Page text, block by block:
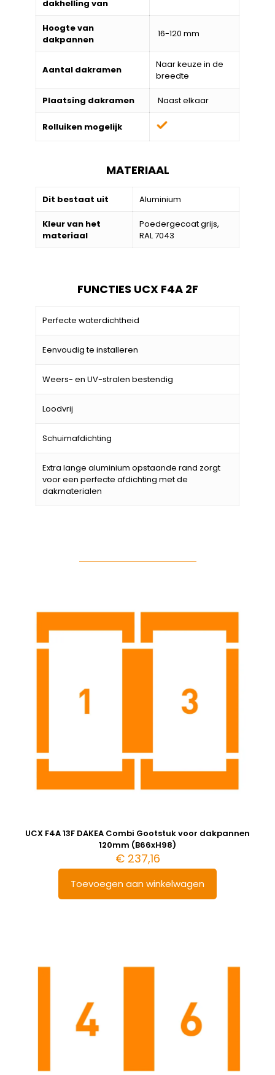
dakhelling van
Hoogte van
dakpannen
16-120 mm
Aantal dakramen
Naar keuze in de
breedte
Plaatsing dakramen Naast elkaar
Rolluiken mogelijk
MATERIAAL
Dit bestaat uit Aluminium
Kleur van het
materiaal
Poedergecoat grijs,
RAL 7043
FUNCTIES UCX F4A 2F
Perfecte waterdichtheid
Eenvoudig te installeren
Weers- en UV-stralen bestendig
Loodvrij
Schuimafdichting
Extra lange aluminium opstaande rand zorgt
voor een perfecte afdichting met de
dakmaterialen
UCX F4A 13F DAKEA Combi Gootstuk voor dakpannen
120mm (B66xH98)
€237,16
Toevoegen aan winkelwagen